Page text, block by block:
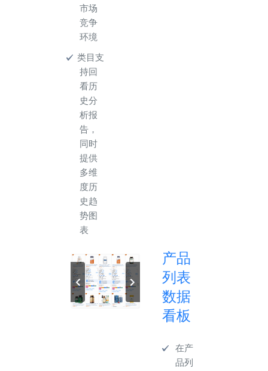
市场
竞争
环境
类目支
持回
看历
史分
析报
告，
同时
提供
多维
度历
史趋
势图
表
产品
列表
数据
看板
在产
品列